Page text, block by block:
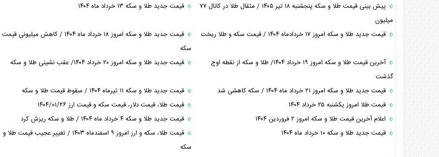
پیش بینی قیمت طلا و سکه پنجشنبه ۱۸ تیر ۱۴۰۵ / مثقال طلا در کانال ۷۷
میلیون
قیمت جدید طلا و سکه ۱۳ خرداد ماه ۱۴۰۴
قیمت جدید طلا و سکه امروز ۱۷ خردادماه ۱۴۰۴ / قیمت سکه و طلا ریخت
قیمت جدید طلا و سکه امروز ۱۸ خرداد ماه ۱۴۰۴ / کاهش میلیونی قیمت
سکه
آخرین قیمت طلا و سکه امروز ۱۹ خرداد ۱۴۰۴/ طلا و سکه از نقطه اوج
گذشت
قیمت جدید طلا و سکه امروز ۲۰ خرداد ۱۴۰۴/ عقب نشینی طلا و سکه
قیمت جدید طلا و سکه امروز ۲۱ خرداد ماه ۱۴۰۴ / سکه کاهشی شد
قیمت جدید طلا و سکه ۱۱ تیرماه ۱۴۰۴ / سقوط قیمت طلا و سکه
قیمت طلا امروز یکشنبه ۲۵ خرداد ۱۴۰۴
قیمت طلا، قیمت دلار، قیمت سکه و قیمت ارز ۱۴۰۴/۰۱/۲۶
اعلام آخرین قیمت طلا و سکه امروز ٢ فروردین ١۴٠۴
قیمت جدید طلا و سکه ۴ خرداد ماه ۱۴۰۴ / طلا و سکه ریزش کرد
قیمت جدید طلا و سکه ۱۰ خرداد ماه ۱۴۰۴
قیمت طلا، سکه و ارز امروز ۹ اسفندماه ۱۴۰۳ / تغییر عجیب قیمت طلا و
سکه